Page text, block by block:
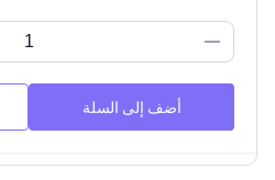
أضف إلى السلة